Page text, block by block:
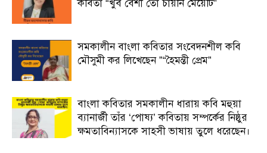
কবিতা “খুব বেশী তো চায়নি মেয়েটি”
সমকালীন বাংলা কবিতার সংবেদনশীল কবি
মৌসুমী কর লিখেছেন ”“হৈমন্তী প্রেম”
বাংলা কবিতার সমকালীন ধারায় কবি মহুয়া
ব্যানার্জী তাঁর ‘পোষ্য’ কবিতায় সম্পর্কের নিষ্ঠুর
ক্ষমতাবিন্যাসকে সাহসী ভাষায় তুলে ধরেছেন।